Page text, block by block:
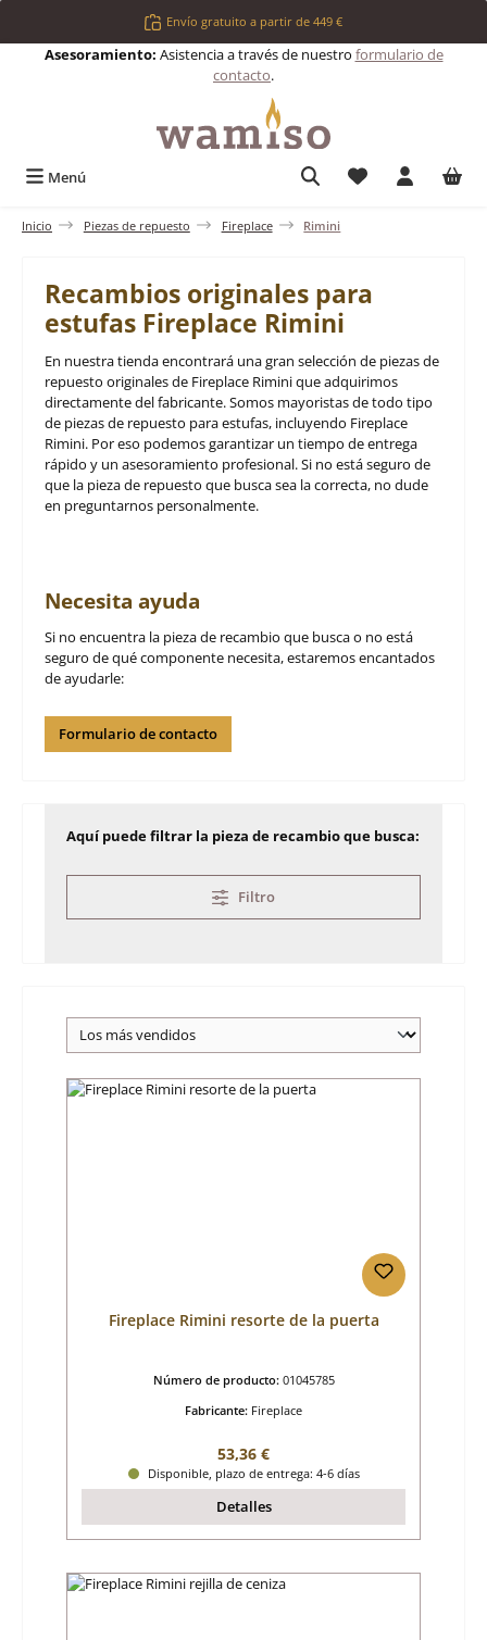
Saltar al contenido principalEnvío gratuito a partir de 449 €
Asesoramiento: Asistencia a través de nuestro formulario de
contacto.
Menú Tienes 0
Inicio Piezas de repuesto Fireplace Rimini
Recambios originales para
estufas Fireplace Rimini
En nuestra tienda encontrará una gran selección de piezas de
repuesto originales de Fireplace Rimini que adquirimos
directamente del fabricante. Somos mayoristas de todo tipo
de piezas de repuesto para estufas, incluyendo Fireplace
Rimini. Por eso podemos garantizar un tiempo de entrega
rápido y un asesoramiento profesional. Si no está seguro de
que la pieza de repuesto que busca sea la correcta, no dude
en preguntarnos personalmente.
Necesita ayuda
Si no encuentra la pieza de recambio que busca o no está
seguro de qué componente necesita, estaremos encantados
de ayudarle:
Formulario de contacto
Aquí puede filtrar la pieza de recambio que busca:
Filtro
Fireplace Rimini resorte de la puerta
Número de producto: 01045785
Fabricante: Fireplace
Precio normal:
53,36 €
Disponible, plazo de entrega: 4-6 días
Detalles